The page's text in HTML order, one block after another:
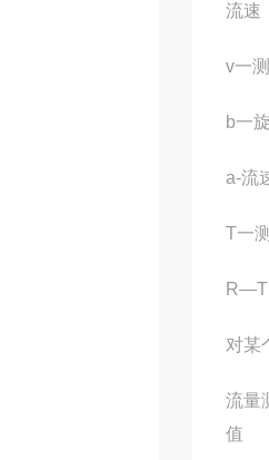
流速
v一
b一
a-流
T一
R—T
对某
流量
值